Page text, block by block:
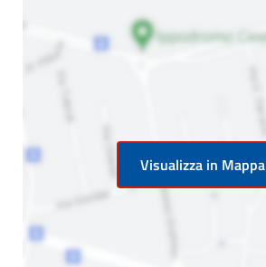
Visualizza in Mappa